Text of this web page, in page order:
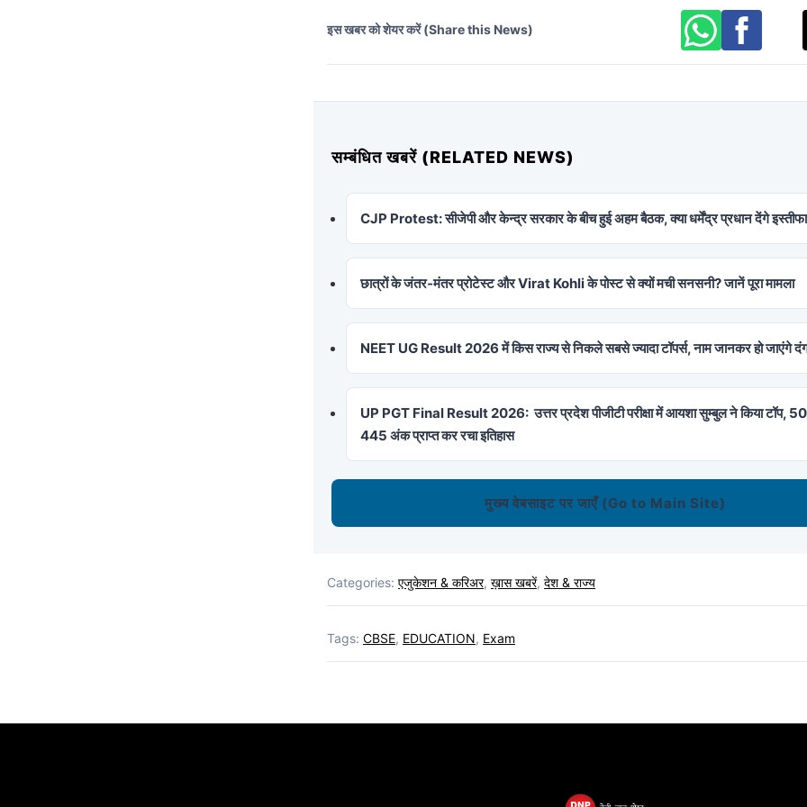
इस खबर को शेयर करें (Share this News)
सम्बंधित खबरें (RELATED NEWS)
CJP Protest: सीजेपी और केन्द्र सरकार के बीच हुई अहम बैठक, क्या धर्मेंद्र प्रधान देंगे
छात्रों के जंतर-मंतर प्रोटेस्ट और Virat Kohli के पोस्ट से क्यों मची सनसनी? जानें पूरा मामला
NEET UG Result 2026 में किस राज्य से निकले सबसे ज्यादा टॉपर्स, नाम जानकर हो जाएंगे
UP PGT Final Result 2026: उत्तर प्रदेश पीजीटी परीक्षा में आयशा सुम्बुल ने किया टॉप,
445 अंक प्राप्त कर रचा इतिहास
मुख्य वेबसाइट पर जाएँ (Go to Main Site)
Categories: एजुकेशन & करिअर, ख़ास खबरें, देश & राज्य
Tags: CBSE, EDUCATION, Exam